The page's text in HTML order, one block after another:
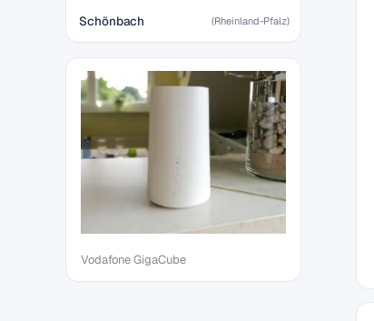
Schönbach (Rheinland-Pfalz)
Vodafone GigaCube